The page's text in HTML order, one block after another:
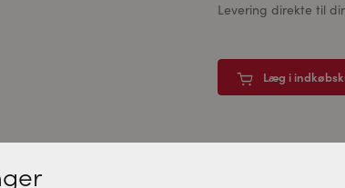
Levering direkte til
Læg i